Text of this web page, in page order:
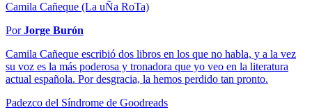
Camila Cañeque (La uÑa RoTa)
PorJorge Burón
Camila Cañeque escribió dos libros en los que no habla, y a la vez
su voz es la más poderosa y tronadora que yo veo en la literatura
actual española. Por desgracia, la hemos perdido tan pronto.
Padezco del Síndrome de Goodreads